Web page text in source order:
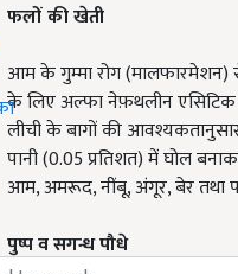
फलों की खेती
आम के गुम्मा रोग (मालफारमेशन)
के लिए अल्फा नेफ़थलीन एसिटिक
लीची के बागों की आवश्यकतानुसार
पानी (0.05 प्रतिशत) में घोल
आम, अमरूद, नींबू, अंगूर, बेर तथा
पुष्प व सगन्ध पौधे